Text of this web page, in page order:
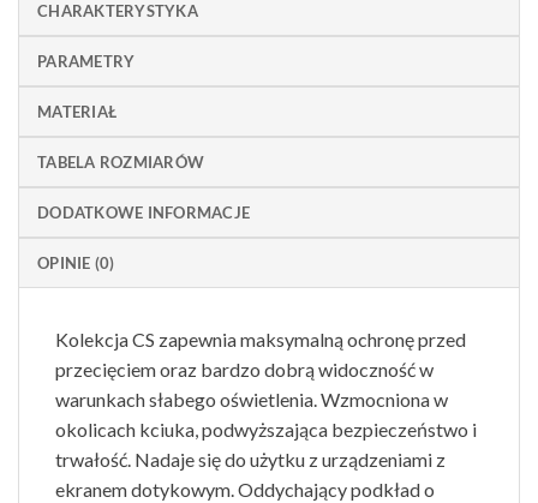
CHARAKTERYSTYKA
PARAMETRY
MATERIAŁ
TABELA ROZMIARÓW
DODATKOWE INFORMACJE
OPINIE (0)
Kolekcja CS zapewnia maksymalną ochronę przed
przecięciem oraz bardzo dobrą widoczność w
warunkach słabego oświetlenia. Wzmocniona w
okolicach kciuka, podwyższająca bezpieczeństwo i
trwałość. Nadaje się do użytku z urządzeniami z
ekranem dotykowym. Oddychający podkład o